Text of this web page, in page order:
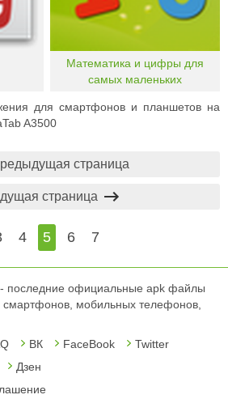
Математика и цифры для
самых маленьких
для смартфонов и планшетов на
A3500
страница
4 5 6 7
страница
- последние официальные apk файлы
смартфонов, мобильных телефонов,
ВК FaceBook
Twitter
Дзен